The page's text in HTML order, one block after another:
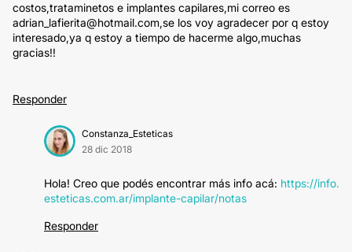
costos,trataminetos e implantes capilares,mi correo es
adrian_lafierita@hotmail.com,se los voy agradecer por q estoy
interesado,ya q estoy a tiempo de hacerme algo,muchas
gracias!!
Responder
Constanza_Esteticas
28 dic 2018
Hola! Creo que podés encontrar más info acá: https://info.
esteticas.com.ar/implante-capilar/notas
Responder